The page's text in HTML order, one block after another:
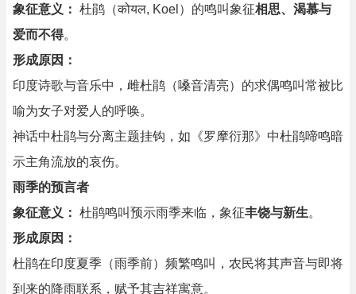
象征意义： 杜鹃（कोयल, Koel）的鸣叫象征相思、渴慕与
爱而不得。
形成原因：
印度诗歌与音乐中，雌杜鹃（嗓音清亮）的求偶鸣叫常被比
喻为女子对爱人的呼唤。
神话中杜鹃与分离主题挂钩，如《罗摩衍那》中杜鹃啼鸣暗
示主角流放的哀伤。
雨季的预言者
象征意义： 杜鹃鸣叫预示雨季来临，象征丰饶与新生。
形成原因：
杜鹃在印度夏季（雨季前）频繁鸣叫，农民将其声音与即将
到来的降雨联系，赋予其吉祥寓意。